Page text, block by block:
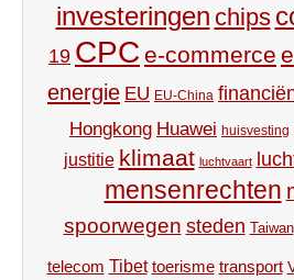
investeringen chips
19 CPC e-commerce
energie EU EU-China
Hongkong Huawei huisvesting
justitie klimaat luchtvaart
mensenrechten
spoorwegen steden Taiwan
telecom Tibet toerisme transport